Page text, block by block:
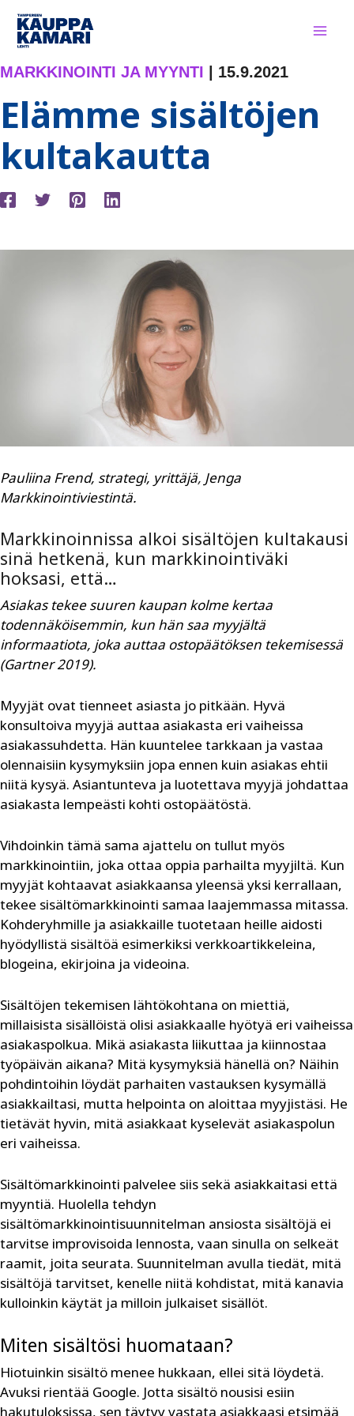
Siirry
sisältöön
MARKKINOINTI JA MYYNTI 15.9.2021
Elämme sisältöjen
kultakautta
Pauliina Frend, strategi, yrittäjä, Jenga
Markkinointiviestintä.
Markkinoinnissa alkoi sisältöjen kultakausi
sinä hetkenä, kun markkinointiväki
hoksasi, että…
Asiakas tekee suuren kaupan kolme kertaa
todennäköisemmin, kun hän saa myyjältä
informaatiota, joka auttaa ostopäätöksen tekemisessä
(Gartner 2019).
Myyjät ovat tienneet asiasta jo pitkään. Hyvä
konsultoiva myyjä auttaa asiakasta eri vaiheissa
asiakassuhdetta. Hän kuuntelee tarkkaan ja vastaa
olennaisiin kysymyksiin jopa ennen kuin asiakas ehtii
niitä kysyä. Asiantunteva ja luotettava myyjä johdattaa
asiakasta lempeästi kohti ostopäätöstä.
Vihdoinkin tämä sama ajattelu on tullut myös
markkinointiin, joka ottaa oppia parhailta myyjiltä. Kun
myyjät kohtaavat asiakkaansa yleensä yksi kerrallaan,
tekee sisältömarkkinointi samaa laajemmassa mitassa.
Kohderyhmille ja asiakkaille tuotetaan heille aidosti
hyödyllistä sisältöä esimerkiksi verkkoartikkeleina,
blogeina, ekirjoina ja videoina.
Sisältöjen tekemisen lähtökohtana on miettiä,
millaisista sisällöistä olisi asiakkaalle hyötyä eri vaiheissa
asiakaspolkua. Mikä asiakasta liikuttaa ja kiinnostaa
työpäivän aikana? Mitä kysymyksiä hänellä on? Näihin
pohdintoihin löydät parhaiten vastauksen kysymällä
asiakkailtasi, mutta helpointa on aloittaa myyjistäsi. He
tietävät hyvin, mitä asiakkaat kyselevät asiakaspolun
eri vaiheissa.
Sisältömarkkinointi palvelee siis sekä asiak­kaitasi että
myyntiä. Huolella tehdyn
sisältömarkkinointisuunnitelman ansiosta sisältöjä ei
tarvitse improvisoida lennosta, vaan sinulla on selkeät
raamit, joita seurata. Suunnitelman avulla tiedät, mitä
sisältöjä tarvitset, kenelle niitä kohdistat, mitä kanavia
kulloinkin käytät ja milloin julkaiset sisällöt.
Miten sisältösi huomataan?
Hiotuinkin sisältö menee hukkaan, ellei sitä löydetä.
Avuksi rientää Google. Jotta sisältö nousisi esiin
hakutuloksissa, sen täytyy vastata asiakkaasi etsimää